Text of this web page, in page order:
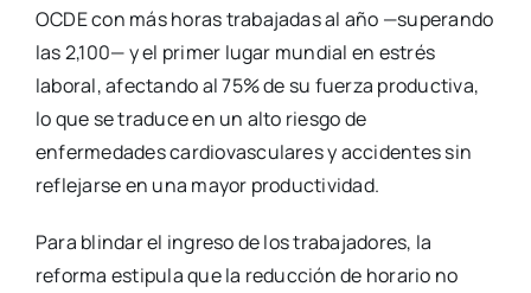
OCDE con más horas trabajadas al año —superando
las 2,100— y el primer lugar mundial en estrés
laboral, afectando al 75% de su fuerza productiva,
lo que se traduce en un alto riesgo de
enfermedades cardiovasculares y accidentes sin
reflejarse en una mayor productividad.
Para blindar el ingreso de los trabajadores, la
reforma estipula que la reducción de horario no